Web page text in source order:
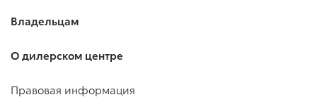
Владельцам
О дилерском центре
Правовая информация